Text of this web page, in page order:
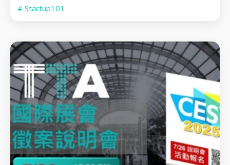
# Startup101